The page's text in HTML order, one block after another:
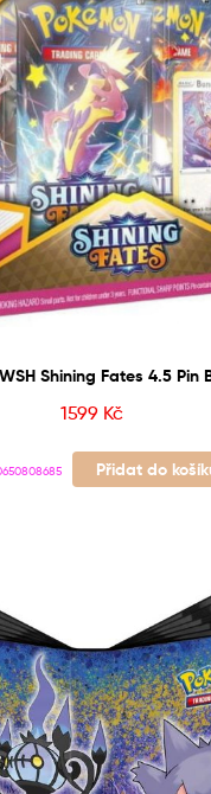
Shining Fates 4.5 Pin
1599 Kč
Přidat do